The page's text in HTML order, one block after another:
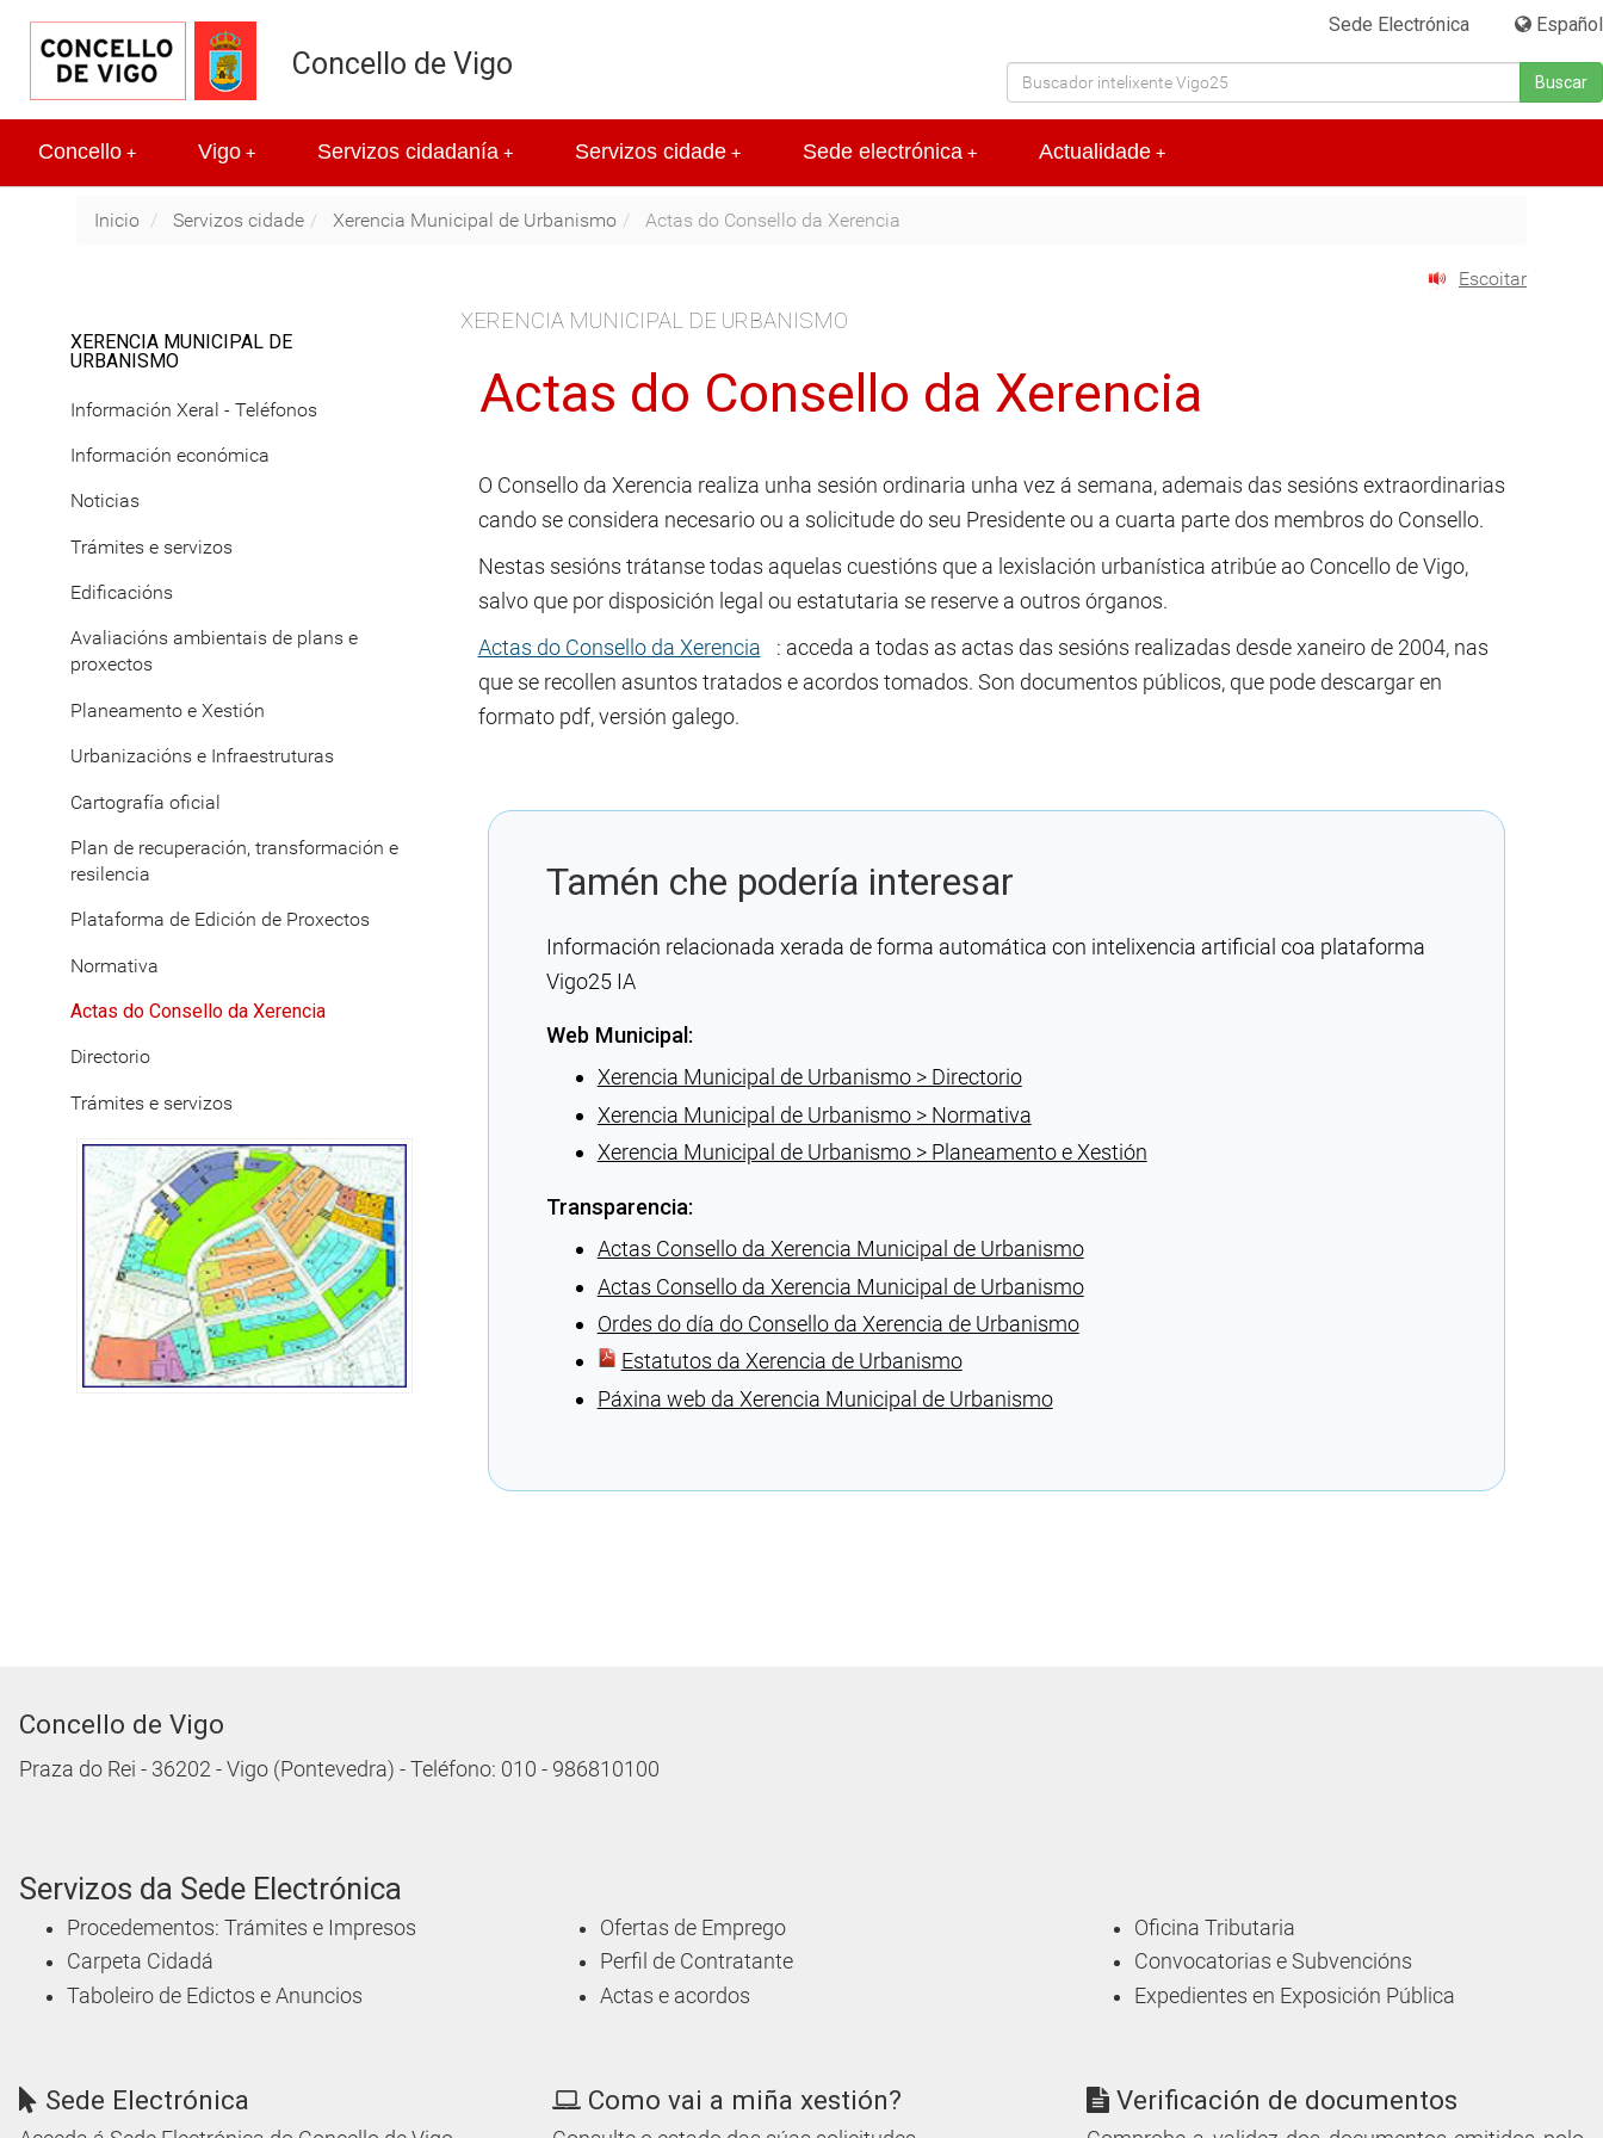
Sede Electrónica Español
Buscar
Concello de Vigo
+
Concello +
Vigo +
Servizos cidadanía +
Servizos cidade +
Sede electrónica +
Actualidade
Inicio Servizos cidade Xerencia Municipal de Urbanismo Actas do Consello da Xerencia
Escoitar
XERENCIA MUNICIPAL DE URBANISMO
Actas do Consello da Xerencia
O Consello da Xerencia realiza unha sesión ordinaria unha vez á semana, ademais das sesións extraordinarias
cando se considera necesario ou a solicitude do seu Presidente ou a cuarta parte dos membros do Consello.
Nestas sesións trátanse todas aquelas cuestións que a lexislación urbanística atribúe ao Concello de Vigo,
salvo que por disposición legal ou estatutaria se reserve a outros órganos.
Actas do Consello da Xerencia
: acceda a todas as actas das sesións realizadas desde xaneiro de 2004, nas
que se recollen asuntos tratados e acordos tomados. Son documentos públicos, que pode descargar en
formato pdf, versión galego.
Tamén che podería interesar
Información relacionada xerada de forma automática con intelixencia artificial coa plataforma
Vigo25 IA
Web Municipal:
Xerencia Municipal de Urbanismo > Directorio
Xerencia Municipal de Urbanismo > Normativa
Xerencia Municipal de Urbanismo > Planeamento e Xestión
Transparencia:
Actas Consello da Xerencia Municipal de Urbanismo
Actas Consello da Xerencia Municipal de Urbanismo
Ordes do día do Consello da Xerencia de Urbanismo
Estatutos da Xerencia de Urbanismo
Páxina web da Xerencia Municipal de Urbanismo
XERENCIA MUNICIPAL DE
URBANISMO
Información Xeral - Teléfonos
Información económica
Noticias
Trámites e servizos
Edificacións
Avaliacións ambientais de plans e
proxectos
Planeamento e Xestión
Urbanizacións e Infraestruturas
Cartografía oficial
Plan de recuperación, transformación e
resilencia
Plataforma de Edición de Proxectos
Normativa
Actas do Consello da Xerencia
Directorio
Trámites e servizos
Concello de Vigo
Praza do Rei - 36202 - Vigo (Pontevedra) - Teléfono: 010 - 986810100
Servizos da Sede Electrónica
Procedementos: Trámites e Impresos
Carpeta Cidadá
Taboleiro de Edictos e Anuncios
Ofertas de Emprego
Perfil de Contratante
Actas e acordos
Oficina Tributaria
Convocatorias e Subvencións
Expedientes en Exposición Pública
Sede Electrónica Como vai a miña xestión? Verificación de documentos